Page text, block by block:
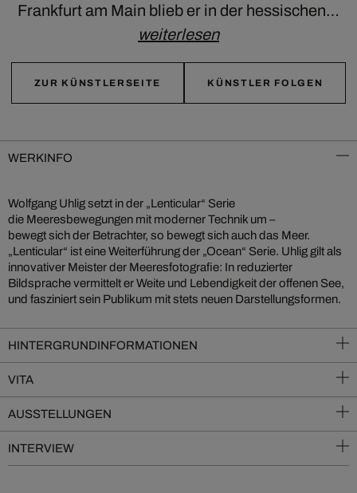
Frankfurt am Main blieb er in der hessischen…
weiterlesen
ZUR KÜNSTLERSEITE KÜNSTLER FOLGEN
WERKINFO
Wolfgang Uhlig setzt in der „Lenticular“ Serie
die Meeresbewegungen mit moderner Technik um –
bewegt sich der Betrachter, so bewegt sich auch das Meer.
„Lenticular“ ist eine Weiterführung der „Ocean“ Serie. Uhlig gilt als
innovativer Meister der Meeresfotografie: In reduzierter
Bildsprache vermittelt er Weite und Lebendigkeit der offenen See,
und fasziniert sein Publikum mit stets neuen Darstellungsformen.
HINTERGRUNDINFORMATIONEN
VITA
AUSSTELLUNGEN
INTERVIEW